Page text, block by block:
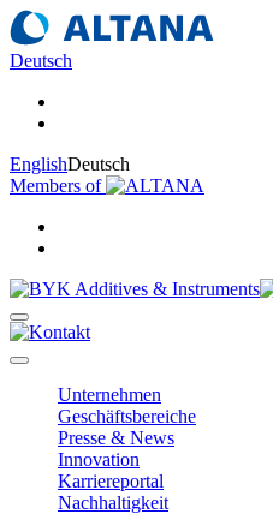
Deutsch
EnglishDeutsch
Members of
Unternehmen
Geschäftsbereiche
Presse & News
Innovation
Karriereportal
Nachhaltigkeit